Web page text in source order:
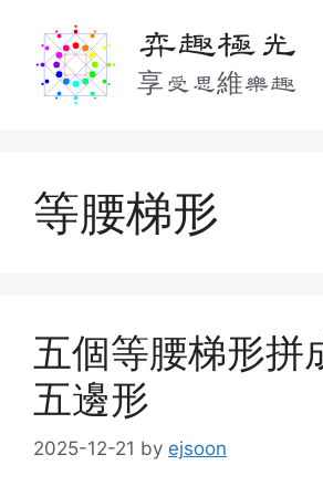
content
弈趣極光
享受思維樂趣
等腰梯形
五個等腰梯形拼
五邊形
2025-12-21 by ejsoon